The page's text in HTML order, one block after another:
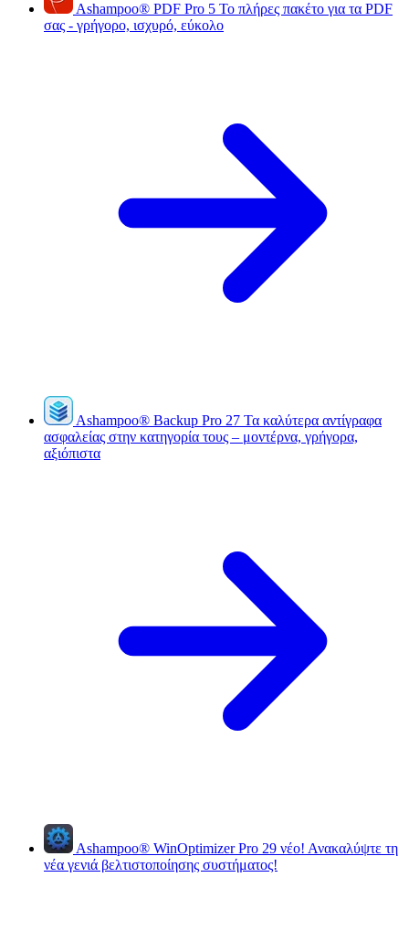
Ashampoo® PDF Pro 5 Το πλήρες πακέτο για τα PDF
σας - γρήγορο, ισχυρό, εύκολο
Ashampoo® Backup Pro 27 Τα καλύτερα αντίγραφα
ασφαλείας στην κατηγορία τους – μοντέρνα, γρήγορα,
αξιόπιστα
Ashampoo® WinOptimizer Pro 29 νέο! Ανακαλύψτε τη
νέα γενιά βελτιστοποίησης συστήματος!